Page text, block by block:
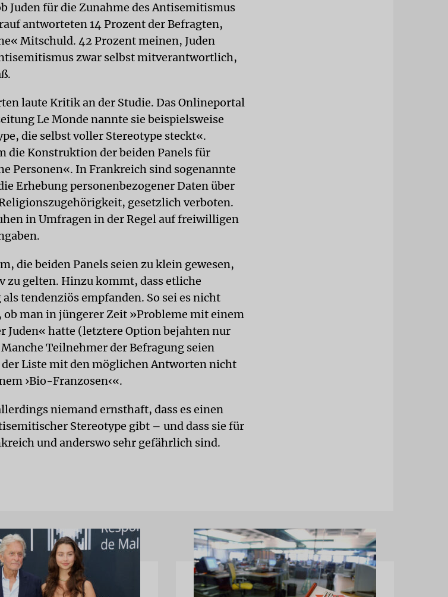
Juden für die Zunahme des Antisemitismus
antworteten 14 Prozent der Befragten,
Mitschuld. 42 Prozent meinen, Juden
zwar selbst mitverantwortlich,
laute Kritik an der Studie. Das Onlineportal
Le Monde nannte sie beispielsweise
die selbst voller Stereotype steckt«.
die Konstruktion der beiden Panels für
Personen«. In Frankreich sind sogenannte
Erhebung personenbezogener Daten über
gesetzlich verboten.
in Umfragen in der Regel auf freiwilligen
die beiden Panels seien zu klein gewesen,
zu gelten. Hinzu kommt, dass etliche
tendenziös empfanden. So sei es nicht
ob man in jüngerer Zeit »Probleme mit einem
Juden« hatte (letztere Option bejahten nur
Teilnehmer der Befragung seien
Liste mit den möglichen Antworten nicht
›Bio-Franzosen‹«.
niemand ernsthaft, dass es einen
Stereotype gibt – und dass sie für
und anderswo sehr gefährlich sind.